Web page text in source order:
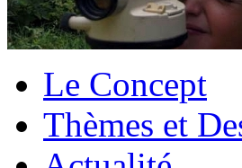
Le Concept
Thèmes et